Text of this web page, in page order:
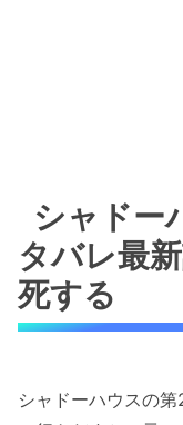
シャドー
タバレ最
死する
シャドーハウスの